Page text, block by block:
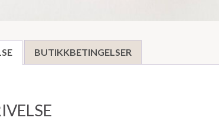
BUTIKKBETINGELSER